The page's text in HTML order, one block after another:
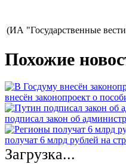
(ИА "Государственные
Похожие
внесён законопроект о
подписал закон об
получат 6 млрд рублей на
Загрузка...